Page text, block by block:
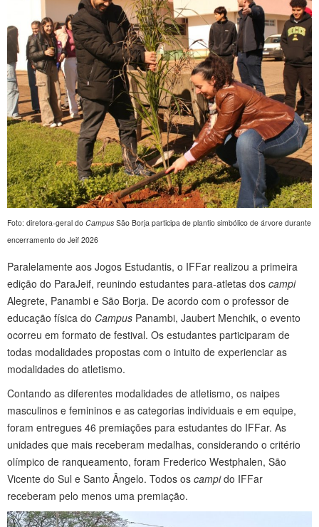
Foto: diretora-geral do Campus São Borja participa de plantio simbólico de árvore durante
encerramento do Jeif 2026
Paralelamente aos Jogos Estudantis, o IFFar realizou a primeira
edição do ParaJeif, reunindo estudantes para-atletas dos campi
Alegrete, Panambi e São Borja. De acordo com o professor de
educação física do Campus Panambi, Jaubert Menchik, o evento
ocorreu em formato de festival. Os estudantes participaram de
todas modalidades propostas com o intuito de experienciar as
modalidades do atletismo.
Contando as diferentes modalidades de atletismo, os naipes
masculinos e femininos e as categorias individuais e em equipe,
foram entregues 46 premiações para estudantes do IFFar. As
unidades que mais receberam medalhas, considerando o critério
olímpico de ranqueamento, foram Frederico Westphalen, São
Vicente do Sul e Santo Ângelo. Todos os campido IFFar
receberam pelo menos uma premiação.